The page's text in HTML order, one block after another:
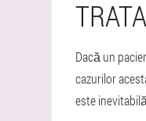
Dacă un
cazurilor
este